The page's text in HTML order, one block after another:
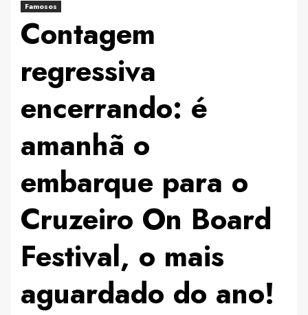
Famosos
Contagem
regressiva
encerrando: é
amanhã o
embarque para o
Cruzeiro On Board
Festival, o mais
aguardado do ano!